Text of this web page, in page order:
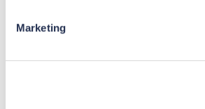
Marketing